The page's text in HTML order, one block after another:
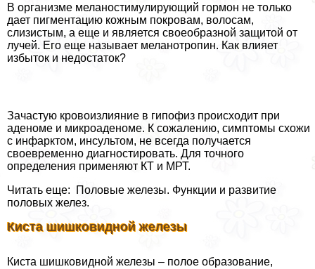
В организме меланостимулирующий гормон не только
дает пигментацию кожным покровам, волосам,
слизистым, а еще и является своеобразной защитой от
лучей. Его еще называет меланотропин. Как влияет
избыток и недостаток?
Зачастую кровоизлияние в гипофиз происходит при
аденоме и микроаденоме. К сожалению, симптомы схожи
с инфарктом, инсультом, не всегда получается
своевременно диагностировать. Для точного
определения применяют КТ и МРТ.
Читать еще: Половые железы. Функции и развитие
пoлoвых желез.
Киста шишковидной железы
Киста шишковидной железы – полое образование,